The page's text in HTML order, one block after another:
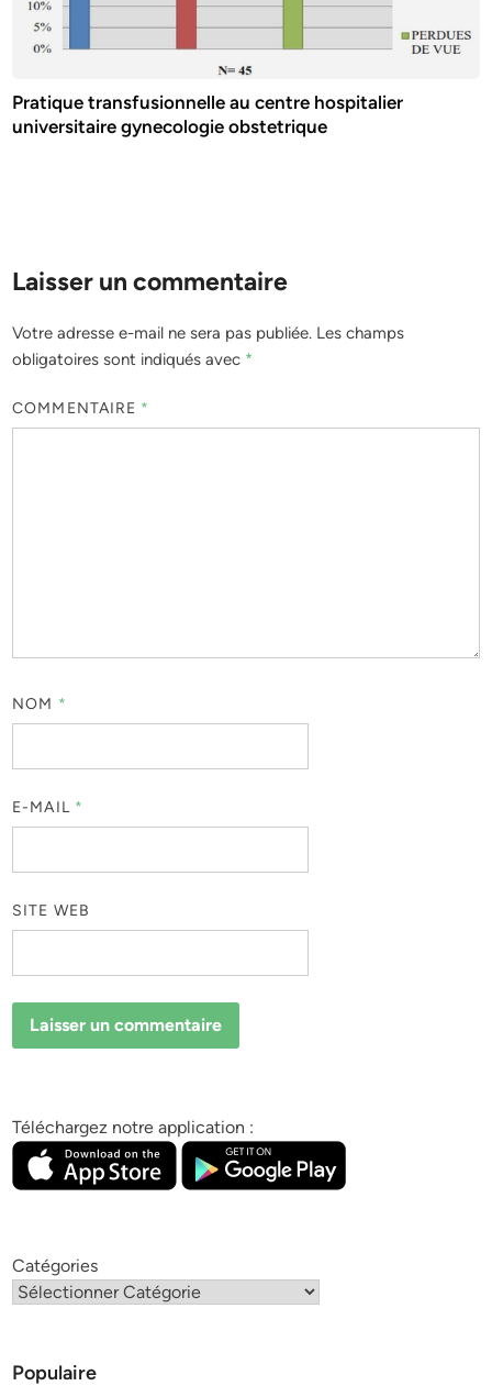
Pratique transfusionnelle au centre hospitalier
universitaire gynecologie obstetrique
Laisser un commentaire
Votre adresse e-mail ne sera pas publiée. Les champs
obligatoires sont indiqués avec *
COMMENTAIRE *
NOM *
E-MAIL *
SITE WEB
Téléchargez notre application :
Catégories
Populaire